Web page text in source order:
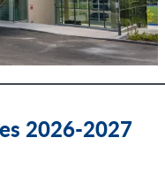
2026-2027